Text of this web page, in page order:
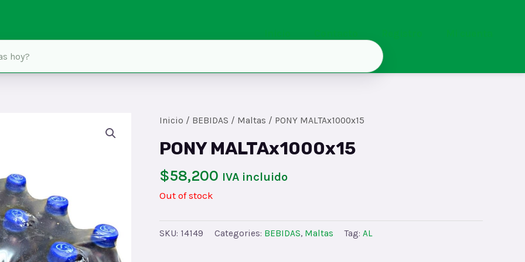
Inicio / BEBIDAS / Maltas / PONY MALTAx1000x15
PONY MALTAx1000x15
$58,200 IVA incluido
Out of stock
SKU: 14149 Categories: BEBIDAS, Maltas Tag: AL